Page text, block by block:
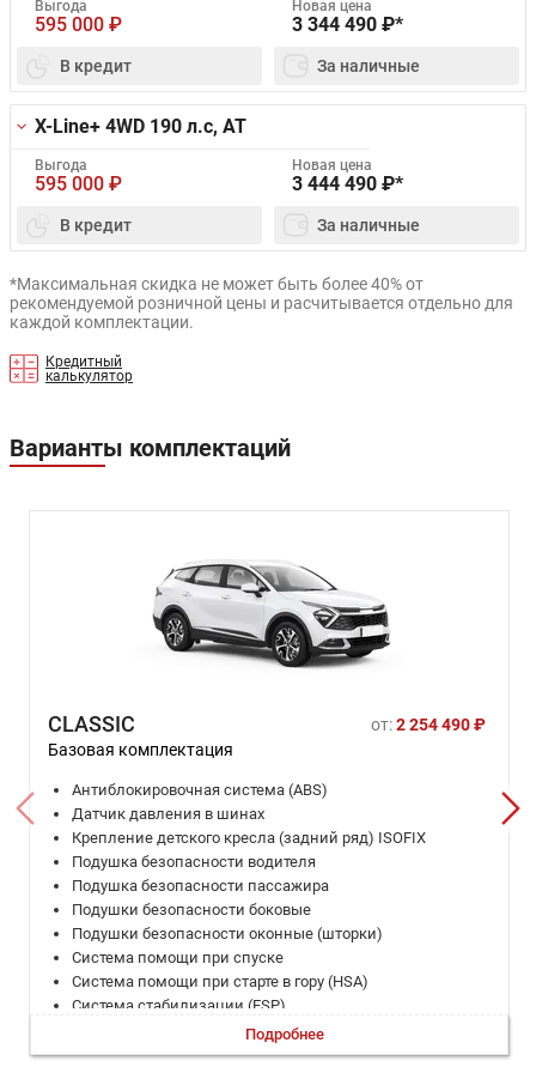
Выгода
595 000 ₽
Новая цена
3 344 490 ₽*
В кредит За наличные
X-Line+ 4WD 190 л.с, AT
Выгода
595 000 ₽
Новая цена
3 444 490 ₽*
В кредит За наличные
*Максимальная скидка не может быть более 40% от
рекомендуемой розничной цены и расчитывается отдельно для
каждой комплектации.
Кредитный
калькулятор
Варианты комплектаций
CLASSIC от:2 254 490 ₽
Базовая комплектация
Антиблокировочная система (ABS)
Датчик давления в шинах
Крепление детского кресла (задний ряд) ISOFIX
Подушка безопасности водителя
Подушка безопасности пассажира
Подушки безопасности боковые
Подушки безопасности оконные (шторки)
Система помощи при спуске
Система помощи при старте в гору (HSA)
Система стабилизации (ESP)
Система стабилизации рулевого управления (VSM)
ЭРА-ГЛОНАСС
Подробнее